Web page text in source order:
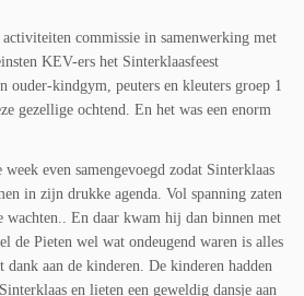
commissie in samenwerking met
KEV-ers het Sinterklaasfeest
ouder-kindgym, peuters en kleuters groep 1
gezellige ochtend. En het was een enorm
even samengevoegd zodat Sinterklaas
in zijn drukke agenda. Vol spanning zaten
wachten.. En daar kwam hij dan binnen met
de Pieten wel wat ondeugend waren is alles
aan de kinderen. De kinderen hadden
en lieten een geweldig dansje aan